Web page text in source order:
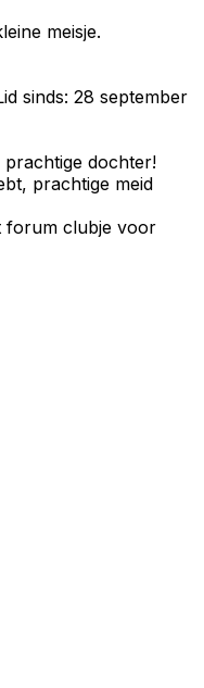
meisje.
sinds: 28 september
prachtige dochter!
prachtige meid
forum clubje voor